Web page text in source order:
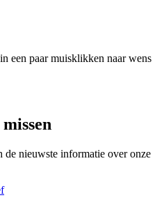
een paar muisklikken naar wens
de nieuwste informatie over onze